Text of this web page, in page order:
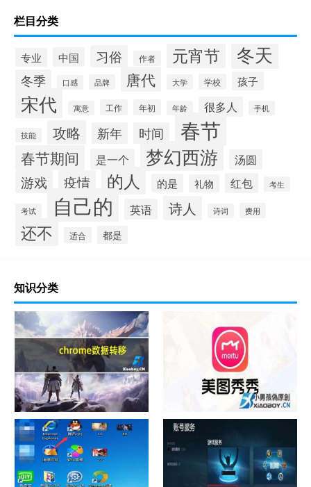
栏目分类
专业 中国 习俗 作者 元宵节 冬天
冬季 口感 品牌 唐代 大学 学校 孩子
宋代 寓意 工作 年初 年龄 很多人 手机
技能 攻略 新年 时间 春节
春节期间 是一个 梦幻西游 汤圆
游戏 疫情 的人 的是 礼物 红包 考生
考试 自己的 英语 诗人 诗词 费用
还不 适合 都是
知识分类
chrome数据转移 怎样给照片换背景